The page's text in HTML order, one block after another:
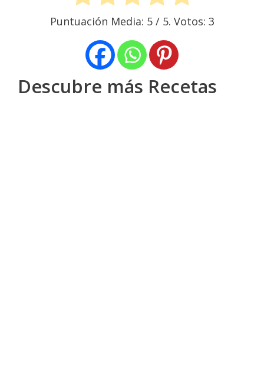
Puntuación Media: 5/ 5. Votos: 3
Descubre más Recetas